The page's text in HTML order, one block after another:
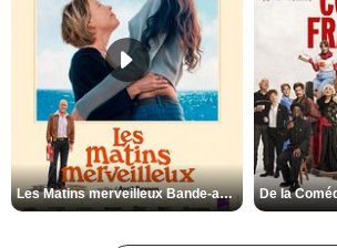
Les Matins merveilleux Bande-annonce VF